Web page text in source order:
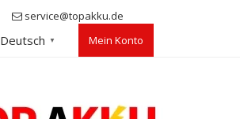
service@topakku.de
Deutsch ▼ Mein Konto